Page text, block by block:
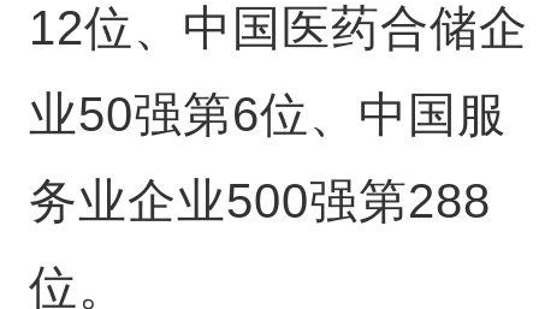
12位、中国医药合储企
业50强第6位、中国服
务业企业500强第288
位。